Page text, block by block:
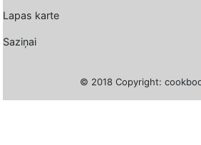
Lapas karte
Saziņai
© 2018 Copyright: